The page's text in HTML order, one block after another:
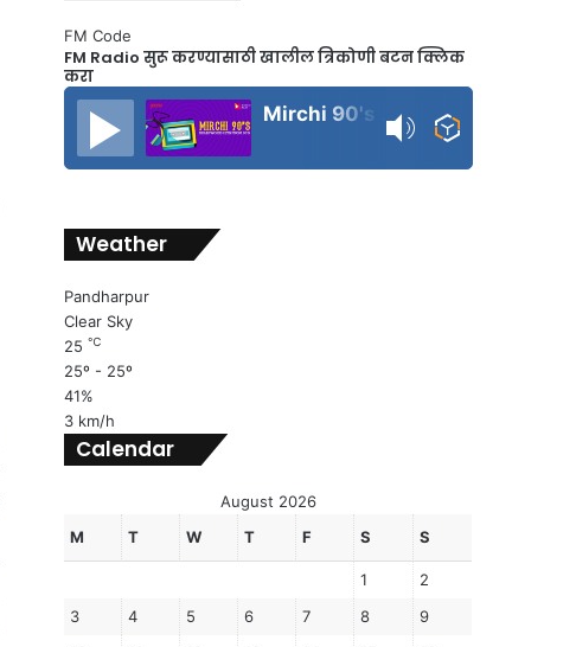
FM Code
FM Radio सुरू करण्यासाठी खालील त्रिकोणी बटन क्लिक
करा
Mirchi 90's Radio
Weather
Pandharpur
Clear Sky
25℃
25º - 25º
41%
3 km/h
Calendar
August 2026
M
T W T F S S
1
2
3
4 5 6 7 8
9